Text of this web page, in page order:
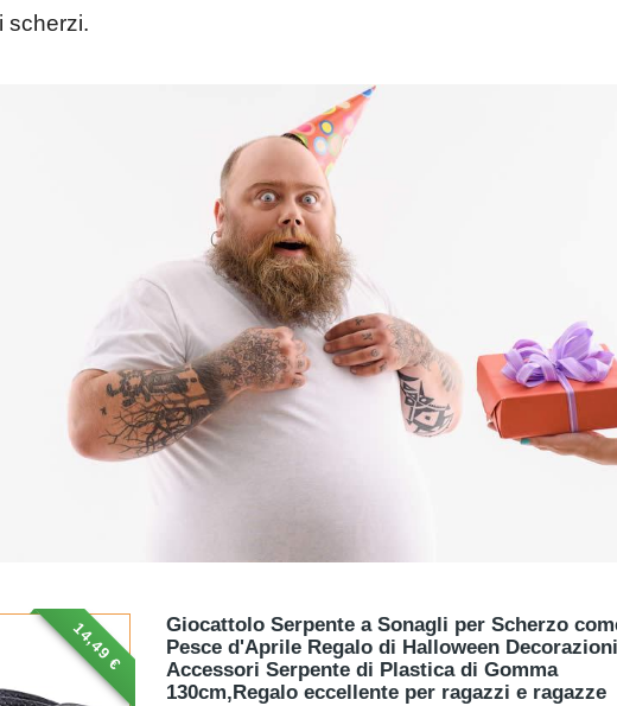
scherzi.
14,49 €
Giocattolo Serpente a Sonagli per Scherzo
Pesce d'Aprile Regalo di Halloween Decorazioni
Accessori Serpente di Plastica di Gomma
130cm,Regalo eccellente per ragazzi e ragazze